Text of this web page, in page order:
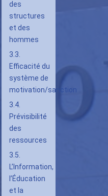
des
structures
et des
hommes
3.3.
Efficacité du
système de
motivation/sanction
3.4.
Prévisibilité
des
ressources
3.5.
L’Information,
l’Éducation
et la